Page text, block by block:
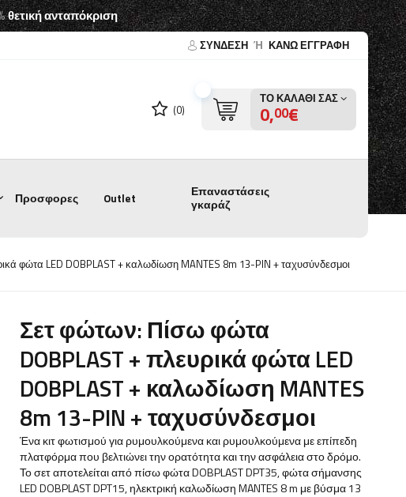
θετική ανταπόκριση
ΣΎΝΔΕΣΗ Ή ΚΑΝΩ ΕΓΓΡΑΦΗ
(0)
ΤΟ ΚΑΛΆΘΙ ΣΑΣ
0,00€
Προσφορες Outlet
Επαναστάσεις
γκαράζ
φώτα LED DOBPLAST + καλωδίωση MANTES 8m 13-PIN + ταχυσύνδεσμοι
Σετ φώτων: Πίσω φώτα
DOBPLAST + πλευρικά φώτα LED
DOBPLAST + καλωδίωση MANTES
8m 13-PIN + ταχυσύνδεσμοι
Ένα κιτ φωτισμού για ρυμουλκούμενα και ρυμουλκούμενα με επίπεδη
πλατφόρμα που βελτιώνει την ορατότητα και την ασφάλεια στο δρόμο.
Το σετ αποτελείται από πίσω φώτα DOBPLAST DPT35, φώτα σήμανσης
LED DOBPLAST DPT15, ηλεκτρική καλωδίωση MANTES 8 m με βύσμα 13